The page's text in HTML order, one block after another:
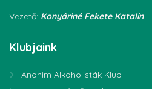
Vezető: Konyáriné Fekete Katalin
Klubjaink
Anonim Alkoholisták Klub